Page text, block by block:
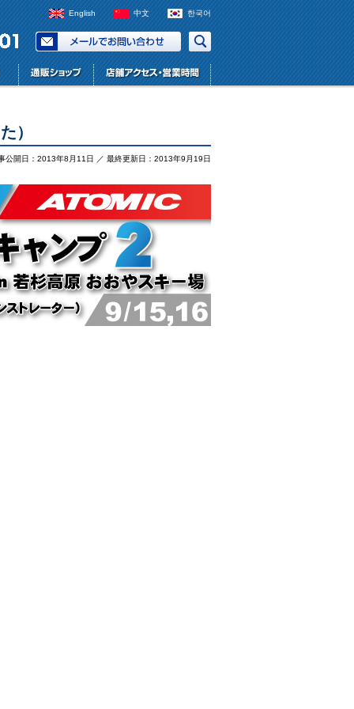
English 中文 한국어
）
公開日：2013年8月11日 ／ 最終更新日：2013年9月19日